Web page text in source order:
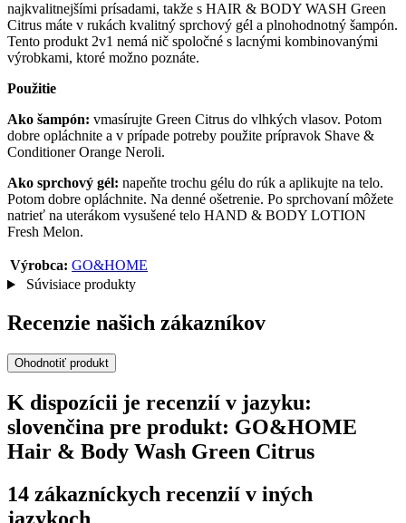
najkvalitnejšími prísadami, takže s HAIR & BODY WASH Green
Citrus máte v rukách kvalitný sprchový gél a plnohodnotný šampón.
Tento produkt 2v1 nemá nič spoločné s lacnými kombinovanými
výrobkami, ktoré možno poznáte.
Použitie
Ako šampón: vmasírujte Green Citrus do vlhkých vlasov. Potom
dobre opláchnite a v prípade potreby použite prípravok Shave &
Conditioner Orange Neroli.
Ako sprchový gél: napeňte trochu gélu do rúk a aplikujte na telo.
Potom dobre opláchnite. Na denné ošetrenie. Po sprchovaní môžete
natrieť na uterákom vysušené telo HAND & BODY LOTION
Fresh Melon.
Výrobca: GO&HOME
Súvisiace produkty
Recenzie našich zákazníkov
Ohodnotiť produkt
K dispozícii je recenzií v jazyku:
slovenčina pre produkt: GO&HOME
Hair & Body Wash Green Citrus
14 zákazníckych recenzií v iných